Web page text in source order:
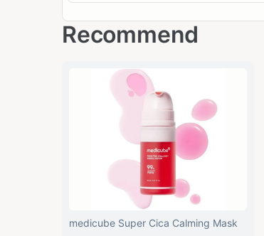
Recommend
medicube Super Cica Calming Mask